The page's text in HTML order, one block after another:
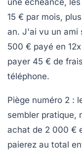
15 € par mois,
an. J'ai vu un ami
500 € payé en
payer 45 € de
téléphone.
Piège numéro 2 :
sembler pratique,
achat de 2 000 €
paierez au total